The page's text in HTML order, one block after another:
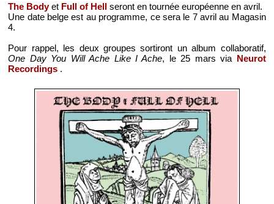
The Bodyet Full of Hell seront en tournée européenne en avril.
Une date belge est au programme, ce sera le 7 avril au Magasin
4.
Pour rappel, les deux groupes sortiront un album collaboratif,
One Day You Will Ache Like I Ache, le 25 mars via Neurot
Recordings .